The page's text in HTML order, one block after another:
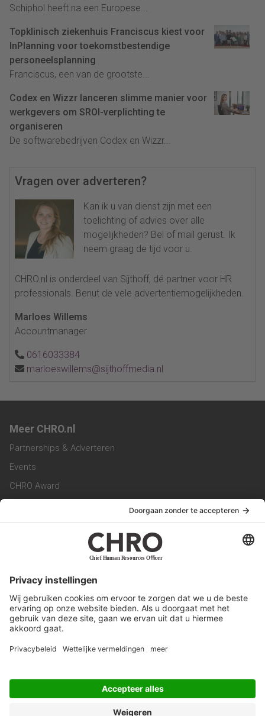
Schiphol heeft na een Europese...
Topklinisch ziekenhuis Franciscus kiest voor
InPlanning voor toekomstbestendige
personeelsplanning
Franciscus, een van de grootste...
Codex en Wizzr lanceren slimme manier voor
werkgevers om SROI-verplichting te
organiseren
De softwarebedrijven Codex en Wizzr...
Vragen over adverteren?
Kan ik u van dienst zijn met een
toelichting of advies over alle
mogelijkheden? Bel of mail gerust. Ik
neem graag de tijd voor u.
CHRO.nl is onderdeel van Sijthoff, dé partner voor HR
professionals. Benut de vele advertentiemogelijkheden.
Marloes Willems
Accountmanager
0616033384
marloeswillems@sijthoffmedia.nl
Meer CHRO.nl
Partnerships & Adverteren
Events
CHRO Award
CHRO Magazine
Service & Contact
Werken bij ons
Privacy Statement
Algemene Voorwaarden